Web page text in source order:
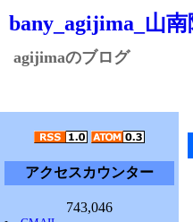
bany_agijima_山
agijimaのブログ
アクセスカウンター
743,046